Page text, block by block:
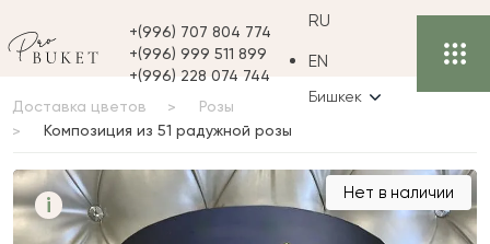
+(996) 707 804 774
+(996) 999 511 899
+(996) 228 074 744
RU
EN
Бишкек
Доставка цветов
Розы
Композиция из 51 радужной розы
i
из 51
розы
Нет в наличии